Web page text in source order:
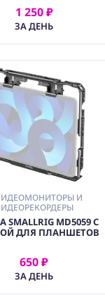
1 250 ₽
ЗА ДЕНЬ
АРЕНДОВАТЬ
И
SMALLRIG MD5059 С
ДЛЯ ПЛАНШЕТОВ
650 ₽
ЗА ДЕНЬ
АРЕНДОВАТЬ